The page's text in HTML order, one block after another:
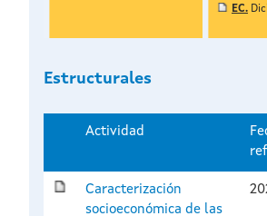
EC.
Estructurales
Actividad
Caracterización
socioeconómica de las